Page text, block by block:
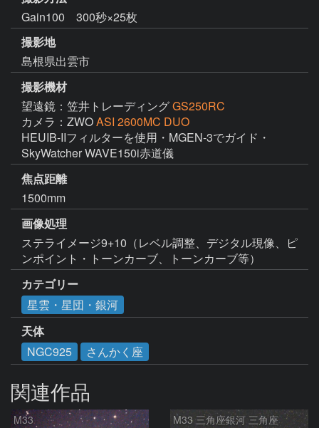
Gain100 300秒×25枚
撮影地
島根県出雲市
撮影機材
望遠鏡：笠井トレーディングGS250RC
カメラ：ZWOASI 2600MC DUO
HEUIB-IIフィルターを使用・MGEN-3でガイド・
SkyWatcher WAVE150i赤道儀
焦点距離
1500mm
画像処理
ステライメージ9+10（レベル調整、デジタル現像、ピ
カテゴリー
星雲・星団・銀河
天体
NGC925
さんかく座
関連作品
M33 M33 三角座銀河 三角座